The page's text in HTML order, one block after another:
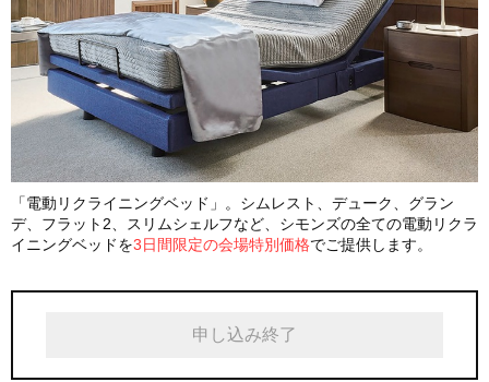
「電動リクライニングベッド」。シムレスト、デューク、グラン
デ、フラット2、スリムシェルフなど、シモンズの全ての電動リクラ
イニングベッドを3日間限定の会場特別価格でご提供します。
申し込み終了